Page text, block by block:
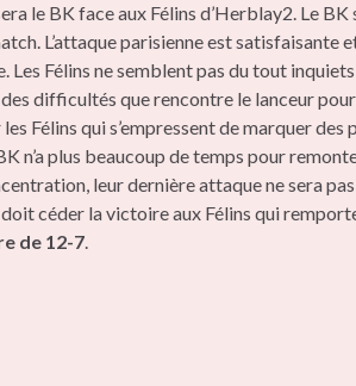
le BK face aux Félins d’Herblay2. Le BK
L’attaque parisienne est satisfaisante
Félins ne semblent pas du tout
difficultés que rencontre le lanceur
Félins qui s’empressent de marquer des
n’a plus beaucoup de temps pour
leur dernière attaque ne sera pas
céder la victoire aux Félins qui
de 12-7.